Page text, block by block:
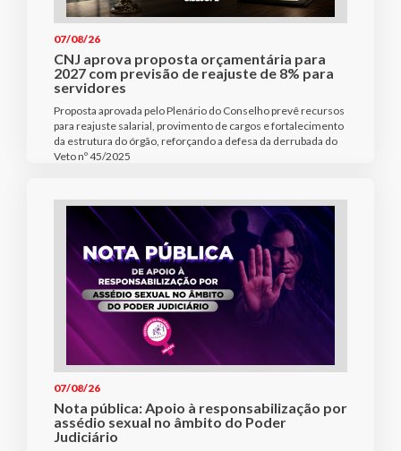
07/08/26
CNJ aprova proposta orçamentária para
2027 com previsão de reajuste de 8% para
servidores
Proposta aprovada pelo Plenário do Conselho prevê recursos
para reajuste salarial, provimento de cargos e fortalecimento
da estrutura do órgão, reforçando a defesa da derrubada do
Veto nº 45/2025
07/08/26
Nota pública: Apoio à responsabilização por
assédio sexual no âmbito do Poder
Judiciário